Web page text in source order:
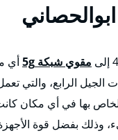
ابوالحصاني
مقوي شبكة 5g
أي
الرابع، والتي
بها في أي مكان
وذلك بفضل قوة